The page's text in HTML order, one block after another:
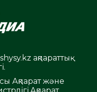
ақпараттық
Ақпарат және